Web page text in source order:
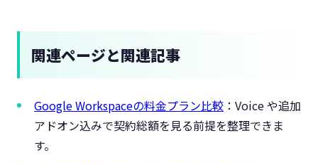
関連ページと関連記事
Google Workspaceの料金プラン比較 ：Voice や追加
アドオン込みで契約総額を見る前提を整理できま
す。